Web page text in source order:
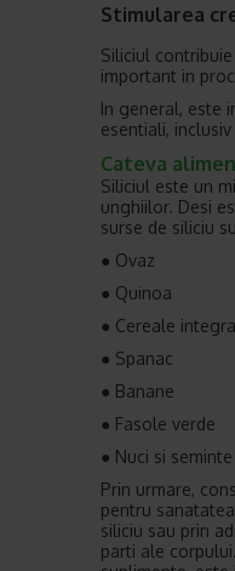
Stimularea
Siliciul
important in
In general, este
esentiali,
Cateva
Siliciul este un
unghiilor. Desi
surse de siliciu
● Ovaz
● Quinoa
● Cereale
● Spanac
● Banane
● Fasole verde
● Nuci si seminte
Prin urmare,
pentru
siliciu sau prin
parti ale